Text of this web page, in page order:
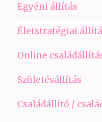
Egyéni állítás
Életstratégiai
Online
Születésállítás
Családállító /